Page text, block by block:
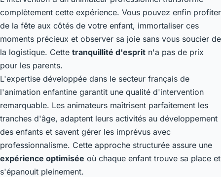
complètement cette expérience. Vous pouvez enfin profiter
de la fête aux côtés de votre enfant, immortaliser ces
moments précieux et observer sa joie sans vous soucier de
la logistique. Cette tranquillité d'esprit n'a pas de prix
pour les parents.
L'expertise développée dans le secteur français de
l'animation enfantine garantit une qualité d'intervention
remarquable. Les animateurs maîtrisent parfaitement les
tranches d'âge, adaptent leurs activités au développement
des enfants et savent gérer les imprévus avec
professionnalisme. Cette approche structurée assure une
expérience optimisée où chaque enfant trouve sa place et
s'épanouit pleinement.